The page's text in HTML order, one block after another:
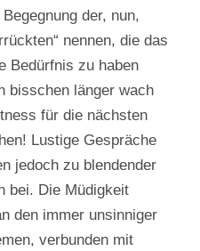
der, nun,
nennen, die das
Bedürfnis zu haben
bisschen länger wach
für die nächsten
Lustige Gespräche
jedoch zu blendender
bei. Die Müdigkeit
den immer unsinniger
verbunden mit